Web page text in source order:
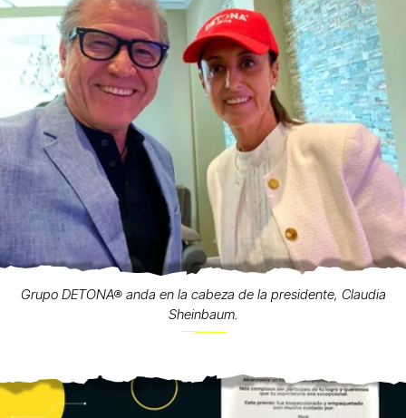
Grupo DETONA® anda en la cabeza de la presidente, Claudia
Sheinbaum.